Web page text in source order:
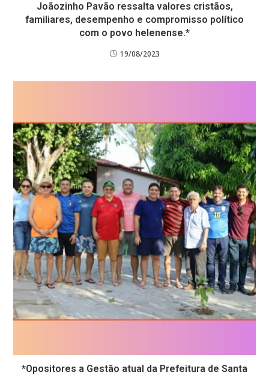
Joãozinho Pavão ressalta valores cristãos,
familiares, desempenho e compromisso político
com o povo helenense.*
19/08/2023
*Opositores a Gestão atual da Prefeitura de Santa